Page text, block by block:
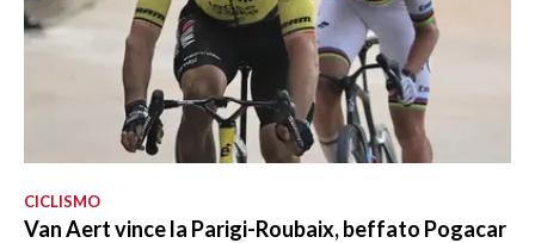
CICLISMO
Van Aert vince la Parigi-Roubaix, beffato Pogacar